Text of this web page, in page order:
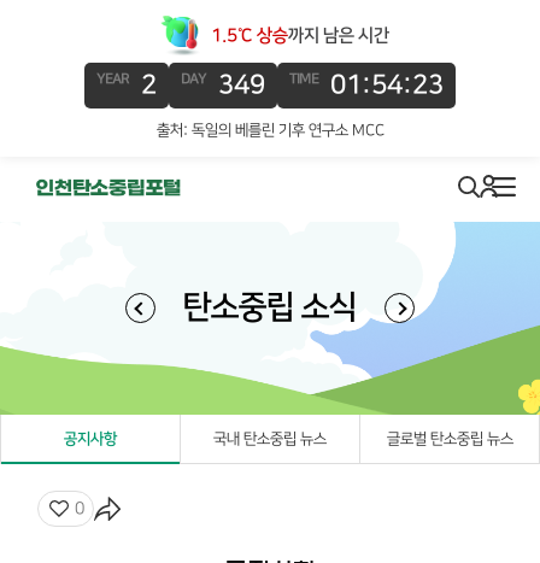
1.5℃ 상승까지 남은 시간
YEAR 2 DAY 349 TIME 01:54:22
출처: 독일의 베를린 기후 연구소 MCC
search
로그인
메뉴
탄소중립 소식
공지사항 국내 탄소중립 뉴스 글로벌 탄소중립 뉴스
좋아요
0